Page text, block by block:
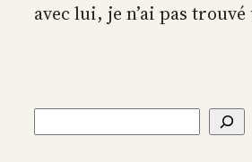
avec lui, je n’ai pas